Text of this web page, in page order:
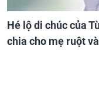
Hé lộ di chúc của
chia cho mẹ ruột